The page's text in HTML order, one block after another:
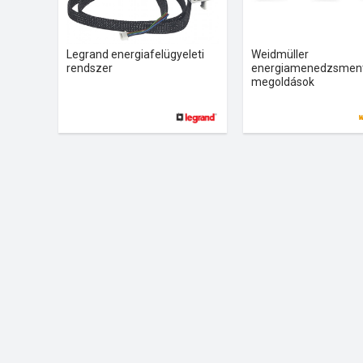
Legrand energiafelügyeleti
rendszer
Weidmüller
megoldások